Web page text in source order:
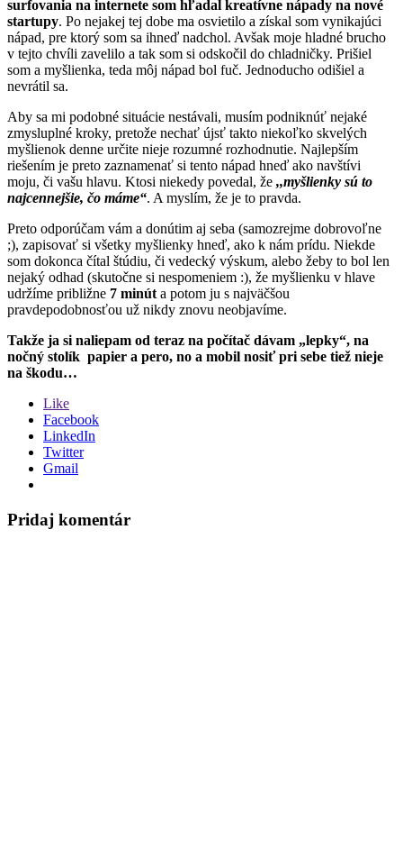
surfovania na internete som hľadal kreatívne nápady na nové
startupy. Po nejakej tej dobe ma osvietilo a získal som vynikajúci
nápad, pre ktorý som sa ihneď nadchol. Avšak moje hladné brucho
v tejto chvíli zavelilo a tak som si odskočil do chladničky. Prišiel
som a myšlienka, teda môj nápad bol fuč. Jednoducho odišiel a
nevrátil sa.
Aby sa mi podobné situácie nestávali, musím podniknúť nejaké
zmysluplné kroky, pretože nechať újsť takto niekoľko skvelých
myšlienok denne určite nieje rozumné rozhodnutie. Najlepším
riešením je preto zaznamenať si tento nápad hneď ako navštívi
moju, či vašu hlavu. Ktosi niekedy povedal, že ,,myšlienky sú to
najcennejšie, čo máme“. A myslím, že je to pravda.
Preto odporúčam vám a donútim aj seba (samozrejme dobrovoľne
;), zapisovať si všetky myšlienky hneď, ako k nám prídu. Niekde
som dokonca čítal štúdiu, či vedecký výskum, alebo žeby to bol len
nejaký odhad (skutočne si nespomeniem :), že myšlienku v hlave
udržíme približne 7 minút a potom ju s najväčšou
pravdepodobnosťou už nikdy znovu neobjavíme.
Takže ja si naliepam od teraz na počítač dávam „lepky“, na
nočný stolík papier a pero, no a mobil nosiť pri sebe tiež nieje
na škodu…
Like
Facebook
LinkedIn
Twitter
Gmail
Pridaj komentár